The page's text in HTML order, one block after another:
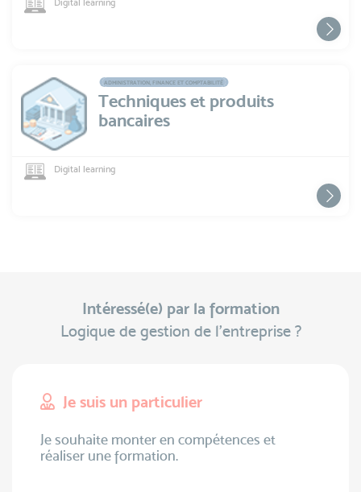
Digital learning
ADMINISTRATION, FINANCE ET COMPTABILITÉ
Techniques et produits
bancaires
Digital learning
Intéressé(e) par la formation
Logique de gestion de l'entreprise ?
Je suis un particulier
Je souhaite monter en compétences et
réaliser une formation.